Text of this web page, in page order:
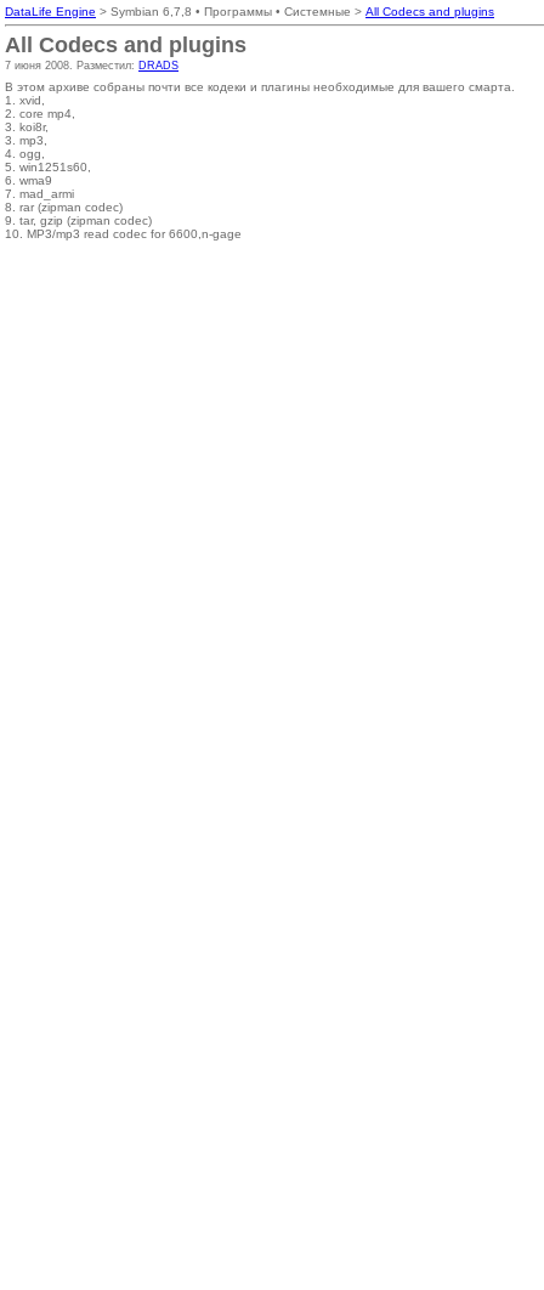
DataLife Engine > Symbian 6,7,8 • Программы • Системные > All Codecs and plugins
All Codecs and plugins
7 июня 2008. Разместил: DRADS
В этом архиве собраны почти все кодеки и плагины необходимые для вашего смарта.
1. xvid,
2. core mp4,
3. koi8r,
3. mp3,
4. ogg,
5. win1251s60,
6. wma9
7. mad_armi
8. rar (zipman codec)
9. tar, gzip (zipman codec)
10. MP3/mp3 read codec for 6600,n-gage